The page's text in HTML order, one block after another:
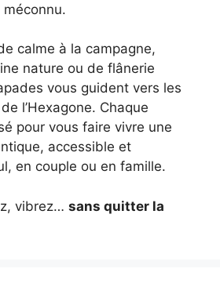
calme à la campagne,
nature ou de flânerie
vous guident vers les
l’Hexagone. Chaque
pour vous faire vivre une
accessible et
en couple ou en famille.
vibrez… sans quitter la